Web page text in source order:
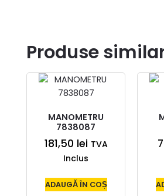
Produse
MANOMETRU
7838087
181,50 lei TVA
Inclus
ADAUGĂ ÎN COȘ